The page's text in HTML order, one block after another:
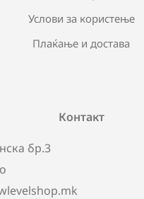
Услови за користење
Плаќање и достава
Контакт
бр.3